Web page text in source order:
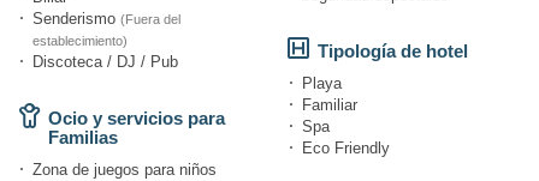
Senderismo (Fuera del
establecimiento)
Discoteca / DJ / Pub
Ocio y servicios para
Familias
Zona de juegos para niños
Tipología de hotel
Playa
Familiar
Spa
Eco Friendly